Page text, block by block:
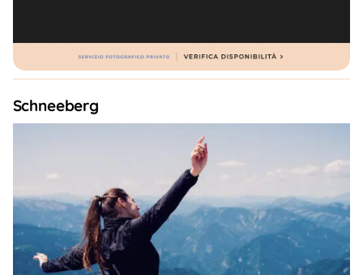
Schneeberg